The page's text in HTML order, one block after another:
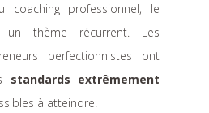
professionnel, le
un thème récurrent. Les
perfectionnistes ont
standards extrêmement
à atteindre.